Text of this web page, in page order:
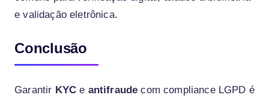
e validação eletrônica.
Conclusão
Garantir KYC e antifraude com compliance LGPD é